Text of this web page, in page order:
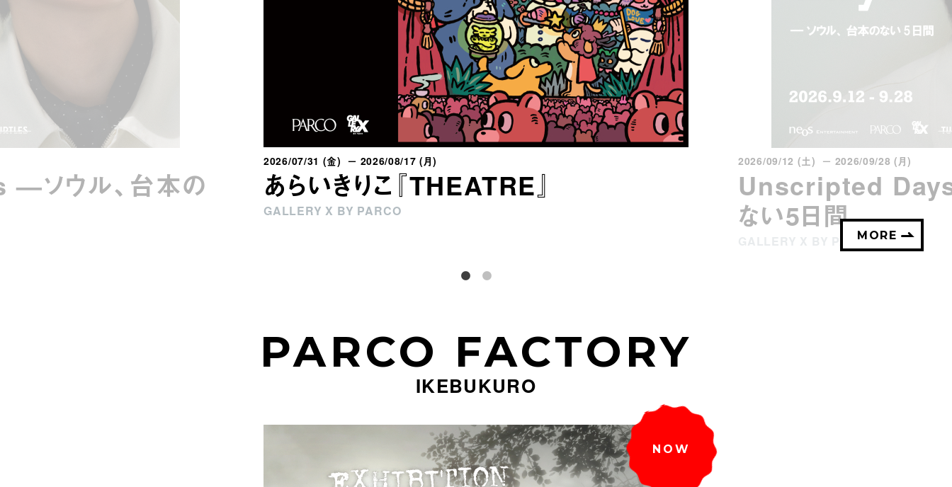
ソウル、台本の
2026/07/31 (金) － 2026/08/17 (月)
あらいきりこ『THEATRE』
GALLERY X BY PARCO
2026/09/12 (土) － 2026/09/28 (月)
Unscripted
ない5日間
GALLERY X BY PARCOMORE
PARCO FACTORY
IKEBUKURO